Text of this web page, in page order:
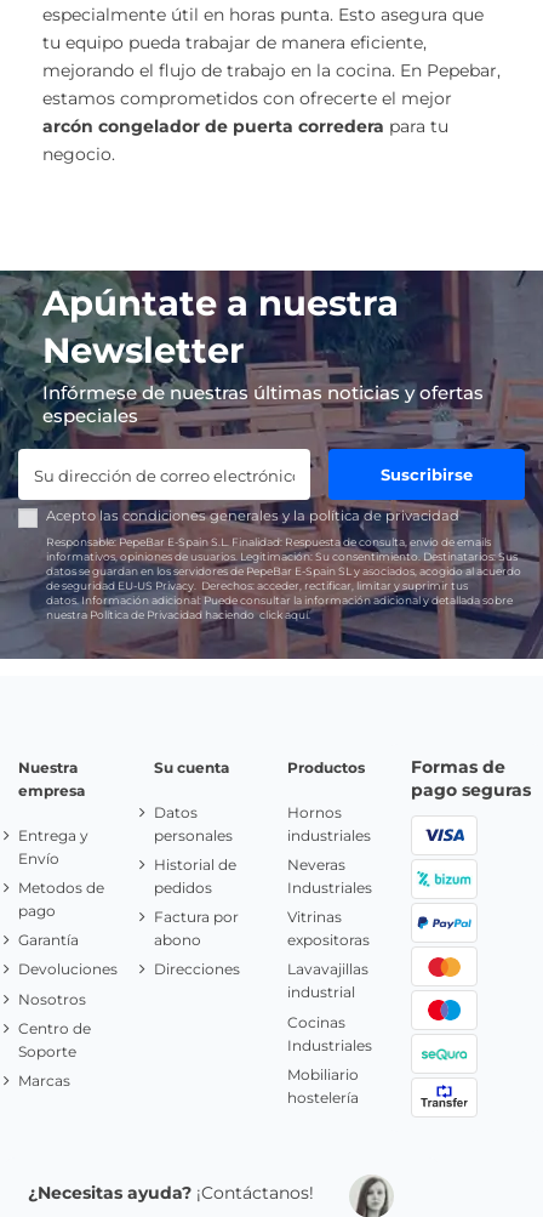
especialmente útil en horas punta. Esto asegura que
tu equipo pueda trabajar de manera eficiente,
mejorando el flujo de trabajo en la cocina. En Pepebar,
estamos comprometidos con ofrecerte el mejor
arcón congelador de puerta corredera para tu
negocio.
Apúntate a nuestra
Newsletter
Infórmese de nuestras últimas noticias y ofertas
especiales
Suscribirse
Acepto las condiciones generales y lapolítica de privacidad
Responsable:PepeBar E-Spain S.L. Finalidad: Respuesta de consulta, envío de emails
informativos, opiniones de usuarios. Legitimación: Su consentimiento. Destinatarios:Sus
datos se guardan en los servidores de PepeBar E-Spain SL y asociados, acogido al acuerdo
de seguridad EU-US Privacy.
Derechos: acceder, rectificar, limitar y suprimir tus
datos.Información adicional:Puede consultar la información adicional y detallada sobre
nuestra Política de Privacidad haciendoclick aquí.
Nuestra
empresa
Entrega y
Envío
Metodos de
pago
Garantía
Devoluciones
Nosotros
Centro de
Soporte
Marcas
Su cuenta
Datos
personales
Historial de
pedidos
Factura por
abono
Direcciones
Productos
Hornos
industriales
Neveras
Industriales
Vitrinas
expositoras
Lavavajillas
industrial
Cocinas
Industriales
Mobiliario
hostelería
Formas de
pago seguras
¿Necesitas ayuda? ¡Contáctanos!